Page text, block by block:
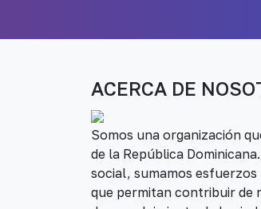
ACERCA DE
Somos una organización
de la República
social, sumamos
que permitan contribuir de